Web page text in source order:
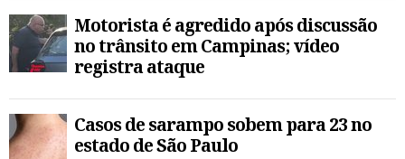
Motorista é agredido após discussão
no trânsito em Campinas; vídeo
registra ataque
Casos de sarampo sobem para 23 no
estado de São Paulo